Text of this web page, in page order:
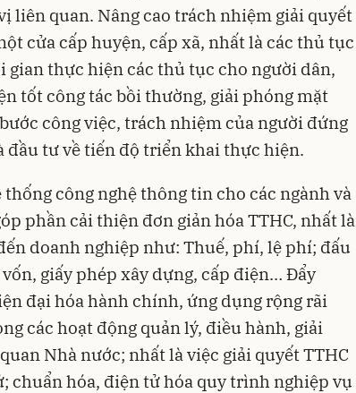
liên quan. Nâng cao trách nhiệm giải quyết
cửa cấp huyện, cấp xã, nhất là các thủ tục
gian thực hiện các thủ tục cho người dân,
tốt công tác bồi thường, giải phóng mặt
công việc, trách nhiệm của người đứng
đầu tư về tiến độ triển khai thực hiện.
thống công nghệ thông tin cho các ngành và
phần cải thiện đơn giản hóa TTHC, nhất là
doanh nghiệp như: Thuế, phí, lệ phí; đấu
giấy phép xây dựng, cấp điện… Đẩy
đại hóa hành chính, ứng dụng rộng rãi
các hoạt động quản lý, điều hành, giải
Nhà nước; nhất là việc giải quyết TTHC
chuẩn hóa, điện tử hóa quy trình nghiệp vụ